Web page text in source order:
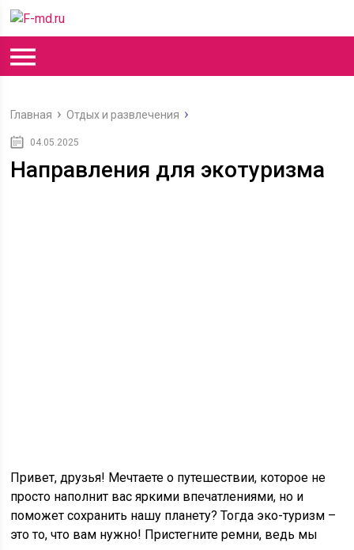
Главная Отдых и развлечения
04.05.2025
Направления для экотуризма
Привет, друзья! Мечтаете о путешествии, которое не
просто наполнит вас яркими впечатлениями, но и
поможет сохранить нашу планету? Тогда эко-туризм –
это то, что вам нужно! Пристегните ремни, ведь мы